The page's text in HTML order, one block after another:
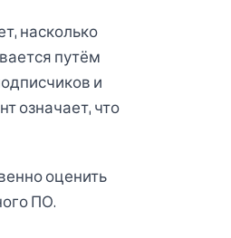
насколько
путём
и
означает, что
оценить
ПО.